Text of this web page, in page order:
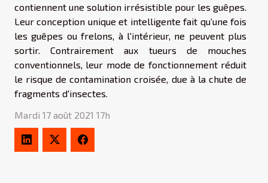
contiennent une solution irrésistible pour les guêpes.
Leur conception unique et intelligente fait qu’une fois
les guêpes ou frelons, à l'intérieur, ne peuvent plus
sortir. Contrairement aux tueurs de mouches
conventionnels, leur mode de fonctionnement réduit
le risque de contamination croisée, due à la chute de
fragments d'insectes.
Mardi 17 août 2021 17h